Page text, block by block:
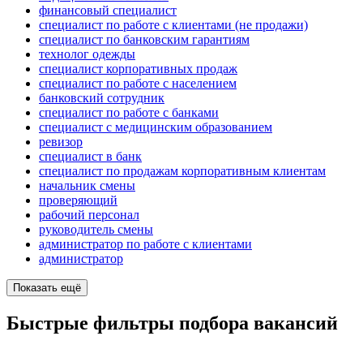
финансовый специалист
специалист по работе с клиентами (не продажи)
специалист по банковским гарантиям
технолог одежды
специалист корпоративных продаж
специалист по работе с населением
банковский сотрудник
специалист по работе с банками
специалист с медицинским образованием
ревизор
специалист в банк
специалист по продажам корпоративным клиентам
начальник смены
проверяющий
рабочий персонал
руководитель смены
администратор по работе с клиентами
администратор
Показать ещё
Быстрые фильтры подбора вакансий